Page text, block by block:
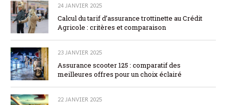
24 JANVIER 2025
Calcul du tarif d’assurance trottinette au Crédit
Agricole : critères et comparaison
23 JANVIER 2025
Assurance scooter 125 : comparatif des
meilleures offres pour un choix éclairé
22 JANVIER 2025